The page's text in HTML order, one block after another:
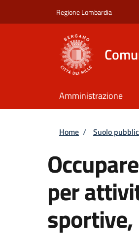
Regione Lombardia
Amministrazione
Briciole
Home / Suolo
per